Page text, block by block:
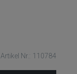
Artikel Nr.: 110784